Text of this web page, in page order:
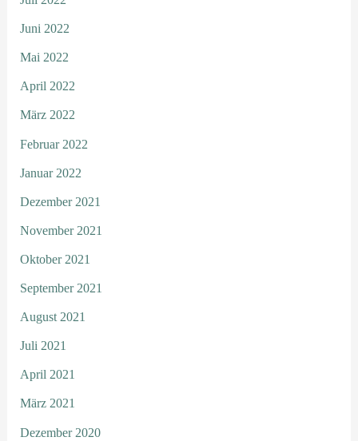
Juni 2022
Mai 2022
April 2022
März 2022
Februar 2022
Januar 2022
Dezember 2021
November 2021
Oktober 2021
September 2021
August 2021
Juli 2021
April 2021
März 2021
Dezember 2020